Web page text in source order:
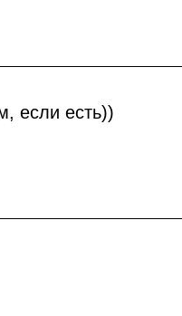
если есть))